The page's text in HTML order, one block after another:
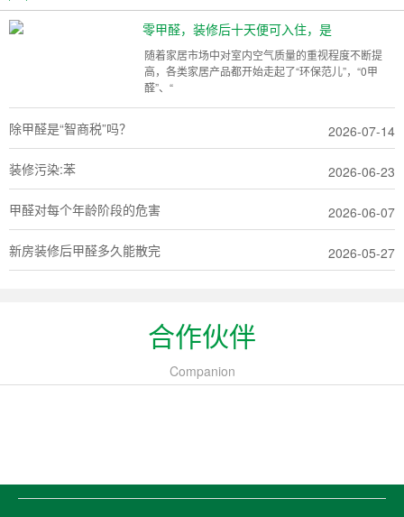
零甲醛，装修后十天便可入住，是
随着家居市场中对室内空气质量的重视程度不断提
高，各类家居产品都开始走起了“环保范儿”，“0甲
醛”、“
除甲醛是“智商税”吗？ 2026-07-14
装修污染:苯 2026-06-23
甲醛对每个年龄阶段的危害 2026-06-07
新房装修后甲醛多久能散完 2026-05-27
合作伙伴
Companion